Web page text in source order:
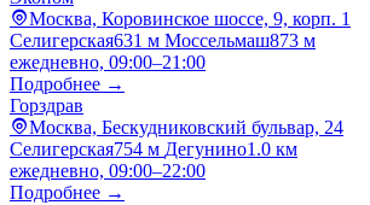
Москва, Коровинское шоссе, 9, корп. 1
Селигерская631 м Моссельмаш873 м
ежедневно, 09:00–21:00
Подробнее →
Горздрав
Москва, Бескудниковский бульвар, 24
Селигерская754 м Дегунино1.0 км
ежедневно, 09:00–22:00
Подробнее →